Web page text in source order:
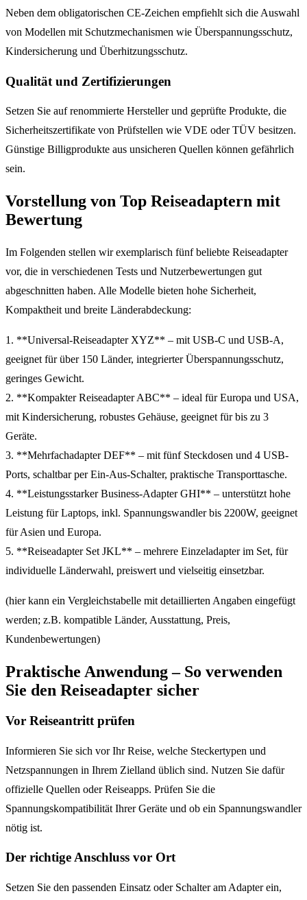
Neben dem obligatorischen CE-Zeichen empfiehlt sich die Auswahl
von Modellen mit Schutzmechanismen wie Überspannungsschutz,
Kindersicherung und Überhitzungsschutz.
Qualität und Zertifizierungen
Setzen Sie auf renommierte Hersteller und geprüfte Produkte, die
Sicherheitszertifikate von Prüfstellen wie VDE oder TÜV besitzen.
Günstige Billigprodukte aus unsicheren Quellen können gefährlich
sein.
Vorstellung von Top Reiseadaptern mit
Bewertung
Im Folgenden stellen wir exemplarisch fünf beliebte Reiseadapter
vor, die in verschiedenen Tests und Nutzerbewertungen gut
abgeschnitten haben. Alle Modelle bieten hohe Sicherheit,
Kompaktheit und breite Länderabdeckung:
1. **Universal-Reiseadapter XYZ** – mit USB-C und USB-A,
geeignet für über 150 Länder, integrierter Überspannungsschutz,
geringes Gewicht.
2. **Kompakter Reiseadapter ABC** – ideal für Europa und USA,
mit Kindersicherung, robustes Gehäuse, geeignet für bis zu 3
Geräte.
3. **Mehrfachadapter DEF** – mit fünf Steckdosen und 4 USB-
Ports, schaltbar per Ein-Aus-Schalter, praktische Transporttasche.
4. **Leistungsstarker Business-Adapter GHI** – unterstützt hohe
Leistung für Laptops, inkl. Spannungswandler bis 2200W, geeignet
für Asien und Europa.
5. **Reiseadapter Set JKL** – mehrere Einzeladapter im Set, für
individuelle Länderwahl, preiswert und vielseitig einsetzbar.
(hier kann ein Vergleichstabelle mit detaillierten Angaben eingefügt
werden; z.B. kompatible Länder, Ausstattung, Preis,
Kundenbewertungen)
Praktische Anwendung – So verwenden
Sie den Reiseadapter sicher
Vor Reiseantritt prüfen
Informieren Sie sich vor Ihr Reise, welche Steckertypen und
Netzspannungen in Ihrem Zielland üblich sind. Nutzen Sie dafür
offizielle Quellen oder Reiseapps. Prüfen Sie die
Spannungskompatibilität Ihrer Geräte und ob ein Spannungswandler
nötig ist.
Der richtige Anschluss vor Ort
Setzen Sie den passenden Einsatz oder Schalter am Adapter ein,